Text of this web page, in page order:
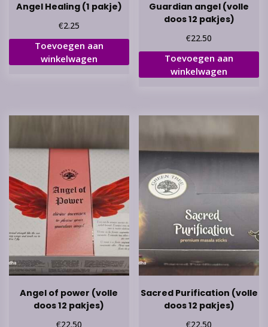
Angel Healing (1 pakje)
€2.25
Toevoegen aan
winkelwagen
Guardian angel (volle
doos 12 pakjes)
€22.50
Toevoegen aan
winkelwagen
Angel of power (volle
doos 12 pakjes)
€22.50
Sacred Purification (volle
doos 12 pakjes)
€22.50